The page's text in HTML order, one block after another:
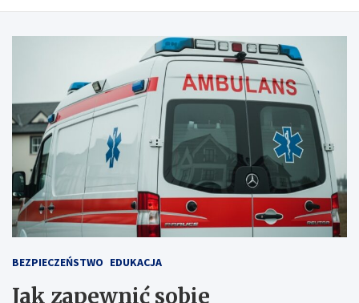
BEZPIECZEŃSTWO EDUKACJA
Jak zapewnić sobie